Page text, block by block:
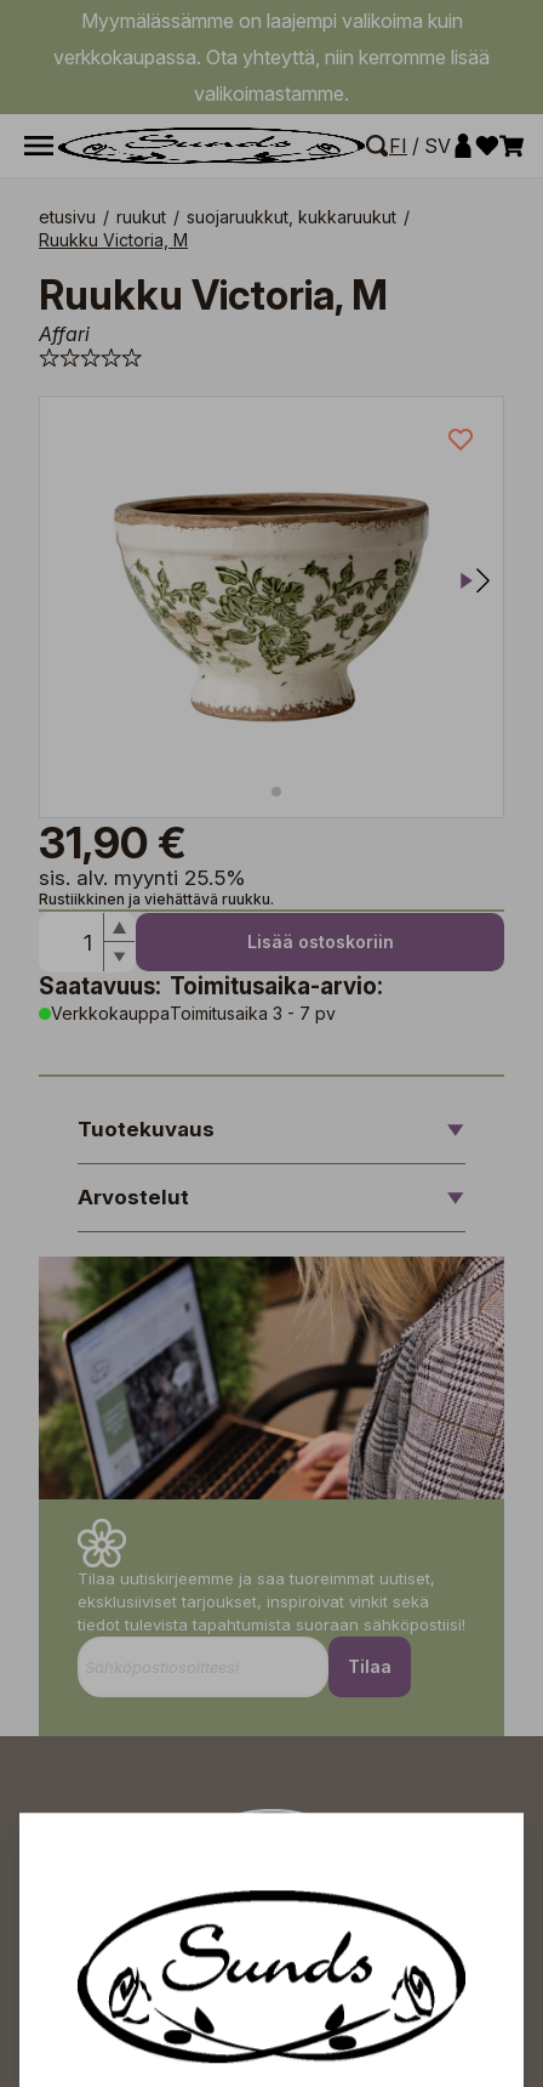
Myymälässämme on laajempi valikoima kuin
verkkokaupassa. Ota yhteyttä, niin kerromme lisää
valikoimastamme.
FI / SV
etusivu / ruukut / suojaruukkut, kukkaruukut /
Ruukku Victoria, M
Ruukku Victoria, M
Affari
31,90 €
sis. alv. myynti 25.5%
Rustiikkinen ja viehättävä ruukku.
Lisää ostoskoriin
Saatavuus:
Verkkokauppa
Toimitusaika-arvio:
Toimitusaika 3 - 7 pv
Tuotekuvaus
Arvostelut
Tilaa uutiskirjeemme ja saa tuoreimmat uutiset,
eksklusiiviset tarjoukset, inspiroivat vinkit sekä
tiedot tulevista tapahtumista suoraan sähköpostiisi!
Tilaa
Sundin Puutarhakeskus
Avoinna
Arkisin 09-18
Lauantaisin 09-16
Sunnuntaisin Itsepalvelu